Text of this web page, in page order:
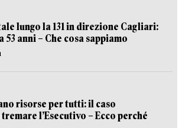
lungo la 131 in direzione Cagliari:
anni – Che cosa sappiamo
risorse per tutti: il caso
l’Esecutivo – Ecco perché